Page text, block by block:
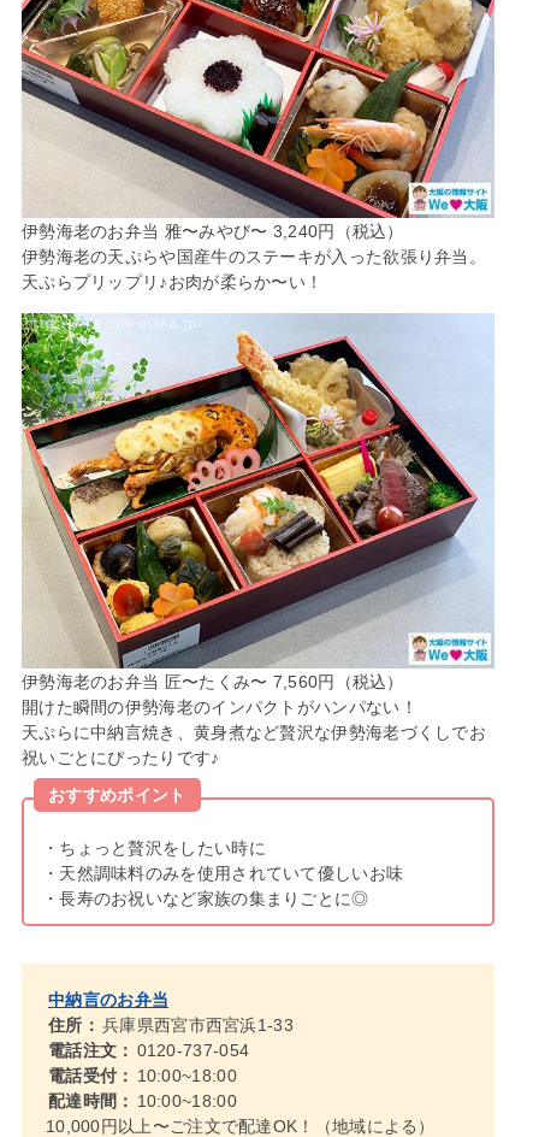
伊勢海老のお弁当 雅〜みやび〜 3,240円（税込）
伊勢海老の天ぷらや国産牛のステーキが入った欲張り弁当。
天ぷらプリップリ♪お肉が柔らか〜い！
伊勢海老のお弁当 匠〜たくみ〜 7,560円（税込）
開けた瞬間の伊勢海老のインパクトがハンパない！
天ぷらに中納言焼き、黄身煮など贅沢な伊勢海老づくしでお
祝いごとにぴったりです♪
おすすめポイント
・ちょっと贅沢をしたい時に
・天然調味料のみを使用されていて優しいお味
・長寿のお祝いなど家族の集まりごとに◎
中納言のお弁当
住所： 兵庫県西宮市西宮浜1-33
電話注文： 0120-737-054
電話受付： 10:00~18:00
配達時間： 10:00~18:00
10,000円以上〜ご注文で配達OK！（地域による）